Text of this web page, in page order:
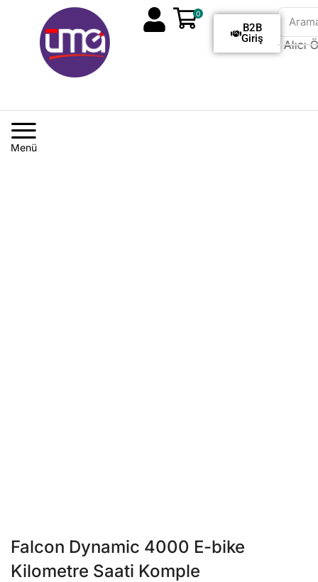
Tüm Siparişlerde Kargo Alıcı
0
B2B
Giriş
Menü
Falcon Dynamic 4000 E-bike
Kilometre Saati Komple